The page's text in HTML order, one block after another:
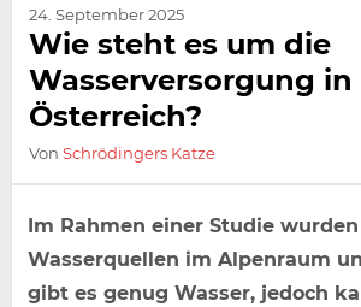
24. September 2025
Wie steht es um die
Wasserversorgung in
Österreich?
Von Schrödingers Katze
Im Rahmen einer Studie wurden
Wasserquellen im Alpenraum
gibt es genug Wasser, jedoch